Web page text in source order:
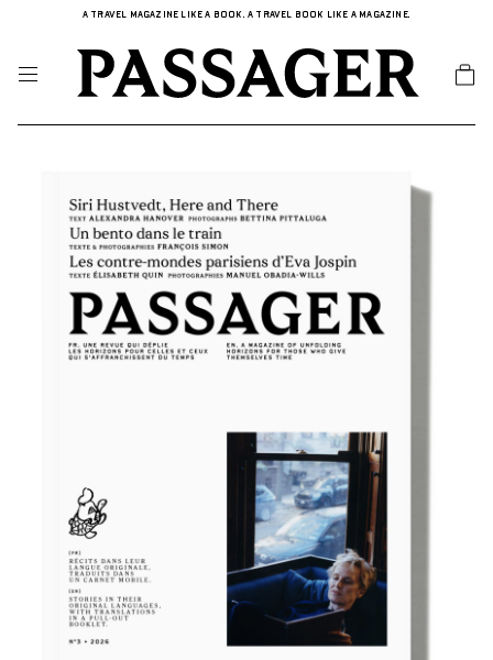
A TRAVEL MAGAZINE LIKE A BOOK. A TRAVEL BOOK LIKE A MAGAZINE.